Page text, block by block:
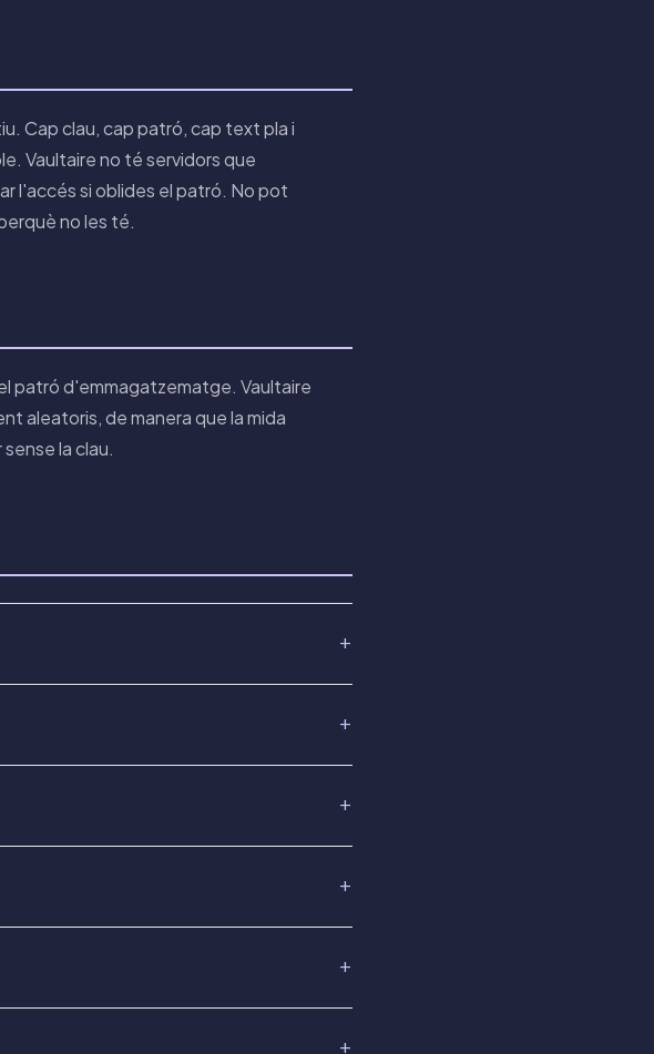
Cap clau, cap patró, cap text pla i
Vaultaire no té servidors que
l'accés si oblides el patró. No pot
no les té.
patró d'emmagatzematge. Vaultaire
aleatoris, de manera que la mida
la clau.